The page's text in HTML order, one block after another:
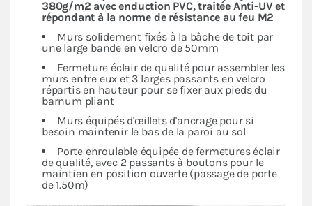
380g/m2 avec enduction PVC, traitée Anti-UV et
répondant à la norme de résistance au feu M2
Murs solidement fixés à la bâche de toit par
une large bande en velcro de 50mm
Fermeture éclair de qualité pour assembler les
murs entre eux et 3 larges passants en velcro
répartis en hauteur pour se fixer aux pieds du
barnum pliant
Murs équipés d'œillets d'ancrage pour si
besoin maintenir le bas de la paroi au sol
Porte enroulable équipée de fermetures éclair
de qualité, avec 2 passants à boutons pour le
maintien en position ouverte (passage de porte
de 1.50m)